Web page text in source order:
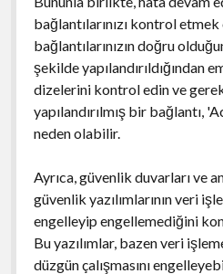
bağlantılarınızı kontrol
bağlantılarınızın doğru
şekilde yapılandırıldığından
dizelerini kontrol edin ve
yapılandırılmış bir bağlantı,
neden olabilir.
Ayrıca, güvenlik duvarları ve
güvenlik yazılımlarının veri
engelleyip engellemediğini
Bu yazılımlar, bazen veri
düzgün çalışmasını